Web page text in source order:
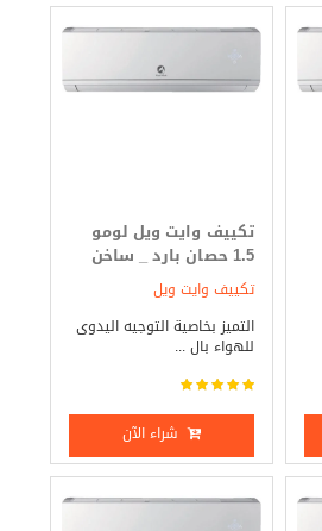
تكييف وايت ويل لومو
1.5 حصان بارد _ ساخن
تكييف وايت ويل
التميز بخاصية التوجيه اليدوى
للهواء بال ...
شراء الآن